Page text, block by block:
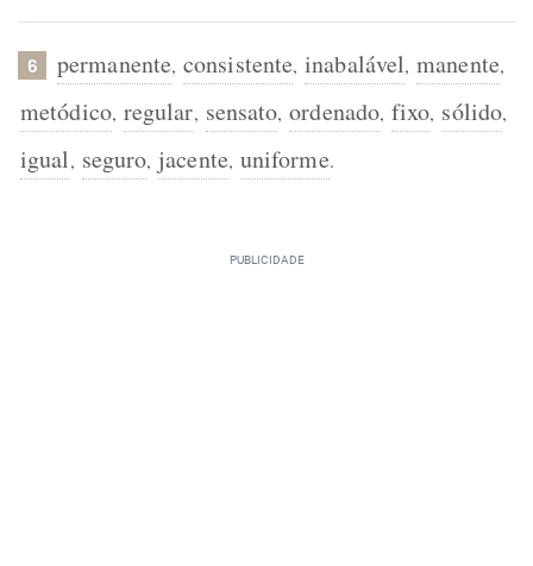
6 permanente, consistente, inabalável, manente,
metódico, regular, sensato, ordenado, fixo, sólido,
igual, seguro, jacente, uniforme.